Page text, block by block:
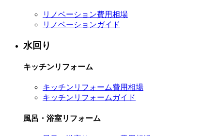
リノベーション費用相場
リノベーションガイド
水回り
キッチンリフォーム
キッチンリフォーム費用相場
キッチンリフォームガイド
風呂・浴室リフォーム